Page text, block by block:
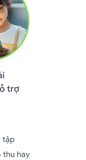
trợ
tập
thu hay